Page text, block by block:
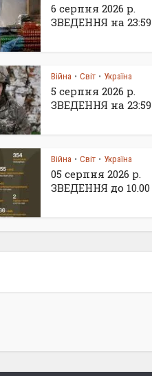
6 серпня 2026 р.
ЗВЕДЕННЯ на 23:59
Війна • Світ • Україна
5 серпня 2026 р.
ЗВЕДЕННЯ на 23:59
Війна • Світ • Україна
05 серпня 2026 р.
ЗВЕДЕННЯ до 10.00